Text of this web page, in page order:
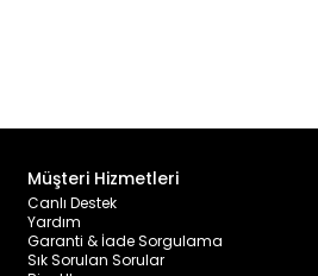
Müşteri Hizmetleri
Canlı Destek
Yardım
Garanti & İade Sorgulama
Sık Sorulan Sorular